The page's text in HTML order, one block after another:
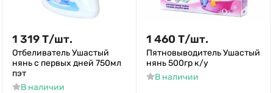
1 319Т/шт.
Отбеливатель Ушастый
нянь с первых дней 750мл
пэт
В наличии
1 460 Т/шт.
Пятновыводитель Ушастый
нянь 500гр к/у
В наличии